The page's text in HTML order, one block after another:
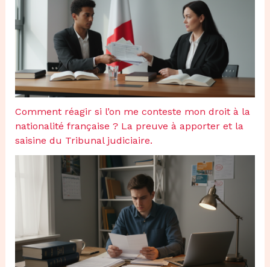
Comment réagir si l’on me conteste mon droit à la
nationalité française ? La preuve à apporter et la
saisine du Tribunal judiciaire.